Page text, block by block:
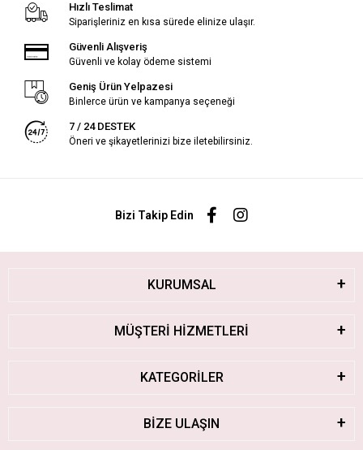
Hızlı Teslimat
Siparişleriniz en kısa sürede elinize ulaşır.
Güvenli Alışveriş
Güvenli ve kolay ödeme sistemi
Geniş Ürün Yelpazesi
Binlerce ürün ve kampanya seçeneği
7 / 24 DESTEK
Öneri ve şikayetlerinizi bize iletebilirsiniz.
Bizi Takip Edin
KURUMSAL
MÜŞTERİ HİZMETLERİ
KATEGORİLER
BİZE ULAŞIN